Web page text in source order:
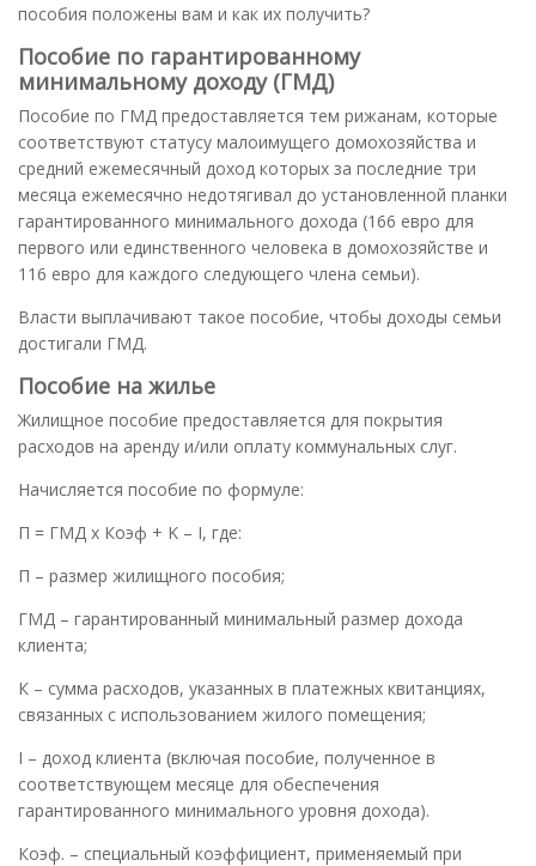
пособия положены вам и как их получить?
Пособие по гарантированному
минимальному доходу (ГМД)
Пособие по ГМД предоставляется тем рижанам, которые
соответствуют статусу малоимущего домохозяйства и
средний ежемесячный доход которых за последние три
месяца ежемесячно недотягивал до установленной планки
гарантированного минимального дохода (166 евро для
первого или единственного человека в домохозяйстве и
116 евро для каждого следующего члена семьи).
Власти выплачивают такое пособие, чтобы доходы семьи
достигали ГМД.
Пособие на жилье
Жилищное пособие предоставляется для покрытия
расходов на аренду и/или оплату коммунальных слуг.
Начисляется пособие по формуле:
П = ГМД x Коэф + K – I, где:
П – размер жилищного пособия;
ГМД – гарантированный минимальный размер дохода
клиента;
К – сумма расходов, указанных в платежных квитанциях,
связанных с использованием жилого помещения;
I – доход клиента (включая пособие, полученное в
соответствующем месяце для обеспечения
гарантированного минимального уровня дохода).
Коэф. – специальный коэффициент, применяемый при